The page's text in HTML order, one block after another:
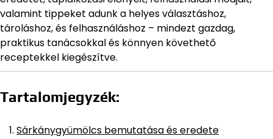
valamint tippeket adunk a helyes választáshoz,
tároláshoz, és felhasználáshoz – mindezt gazdag,
praktikus tanácsokkal és könnyen követhető
receptekkel kiegészítve.
Tartalomjegyzék:
Sárkánygyümölcs bemutatása és eredete